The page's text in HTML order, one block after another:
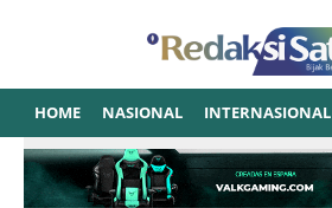
HOME NASIONAL INTERNASIONAL